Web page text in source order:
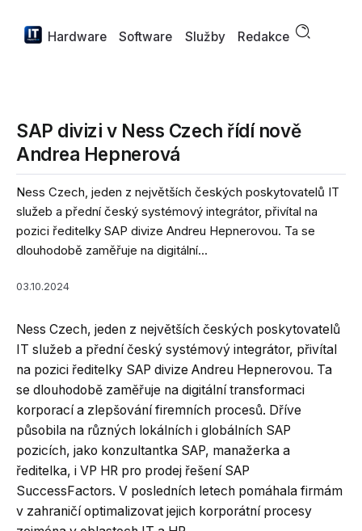
Hardware Software Služby Redakce
SAP divizi v Ness Czech řídí nově
Andrea Hepnerová
Ness Czech, jeden z největších českých poskytovatelů IT
služeb a přední český systémový integrátor, přivítal na
pozici ředitelky SAP divize Andreu Hepnerovou. Ta se
dlouhodobě zaměřuje na digitální...
03.10.2024
Ness Czech, jeden z největších českých poskytovatelů
IT služeb a přední český systémový integrátor, přivítal
na pozici ředitelky SAP divize Andreu Hepnerovou. Ta
se dlouhodobě zaměřuje na digitální transformaci
korporací a zlepšování firemních procesů. Dříve
působila na různých lokálních i globálních SAP
pozicích, jako konzultantka SAP, manažerka a
ředitelka, i VP HR pro prodej řešení SAP
SuccessFactors. V posledních letech pomáhala firmám
v zahraničí optimalizovat jejich korporátní procesy